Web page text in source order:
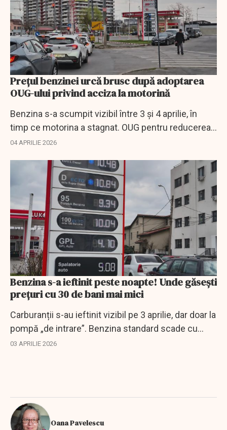
Prețul benzinei urcă brusc după adoptarea
OUG-ului privind acciza la motorină
Benzina s-a scumpit vizibil între 3 și 4 aprilie, în
timp ce motorina a stagnat. OUG pentru reducerea
accizei la motorină începe să se reflecte în piață.
04 APRILIE 2026
Benzina s-a ieftinit peste noapte! Unde găsești
prețuri cu 30 de bani mai mici
Carburanții s-au ieftinit vizibil pe 3 aprilie, dar doar la
pompă „de intrare”. Benzina standard scade cu
până la 30 de bani, în timp ce motorina și premium
03 APRILIE 2026
Oana Pavelescu